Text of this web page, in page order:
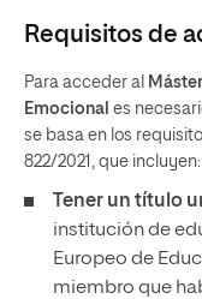
Requisitos de
Para acceder al
Emocional es
se basa en los
822/2021, que incluyen:
Tener un título
institución de
Europeo de
miembro que